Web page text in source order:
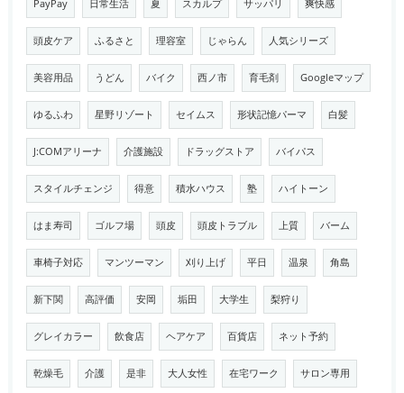
PayPay 日常生活 夏 スカルプ サッパリ 爽快感
頭皮ケア ふるさと 理容室 じゃらん 人気シリーズ
美容用品 うどん バイク 西ノ市 育毛剤 Googleマップ
ゆるふわ 星野リゾート セイムス 形状記憶パーマ 白髪
J:COMアリーナ 介護施設 ドラッグストア バイパス
スタイルチェンジ 得意 積水ハウス 塾 ハイトーン
はま寿司 ゴルフ場 頭皮 頭皮トラブル 上質 バーム
車椅子対応 マンツーマン 刈り上げ 平日 温泉 角島
新下関 高評価 安岡 垢田 大学生 梨狩り
グレイカラー 飲食店 ヘアケア 百貨店 ネット予約
乾燥毛 介護 是非 大人女性 在宅ワーク サロン専用